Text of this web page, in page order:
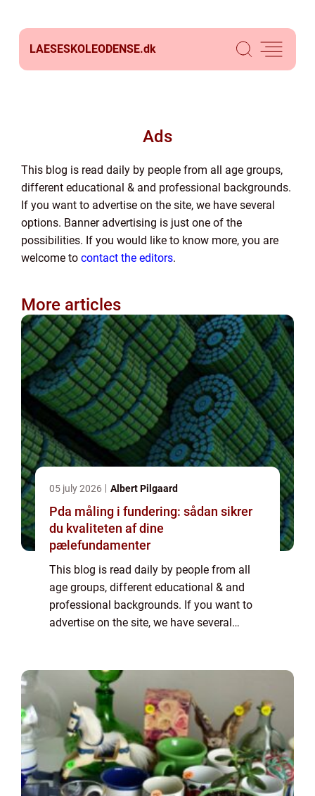
LAESESKOLEODENSE.dk
Ads
This blog is read daily by people from all age groups,
different educational & and professional backgrounds.
If you want to advertise on the site, we have several
options. Banner advertising is just one of the
possibilities. If you would like to know more, you are
welcome to contact the editors.
More articles
05 july 2026 Albert Pilgaard
Pda måling i fundering: sådan sikrer
du kvaliteten af dine
pælefundamenter
This blog is read daily by people from all
age groups, different educational & and
professional backgrounds. If you want to
advertise on the site, we have several